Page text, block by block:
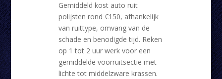
Gemiddeld kost auto ruit
polijsten rond €150, afhankelijk
van ruittype, omvang van de
schade en benodigde tijd. Reken
op 1 tot 2 uur werk voor een
gemiddelde voorruitsectie met
lichte tot middelzware krassen.